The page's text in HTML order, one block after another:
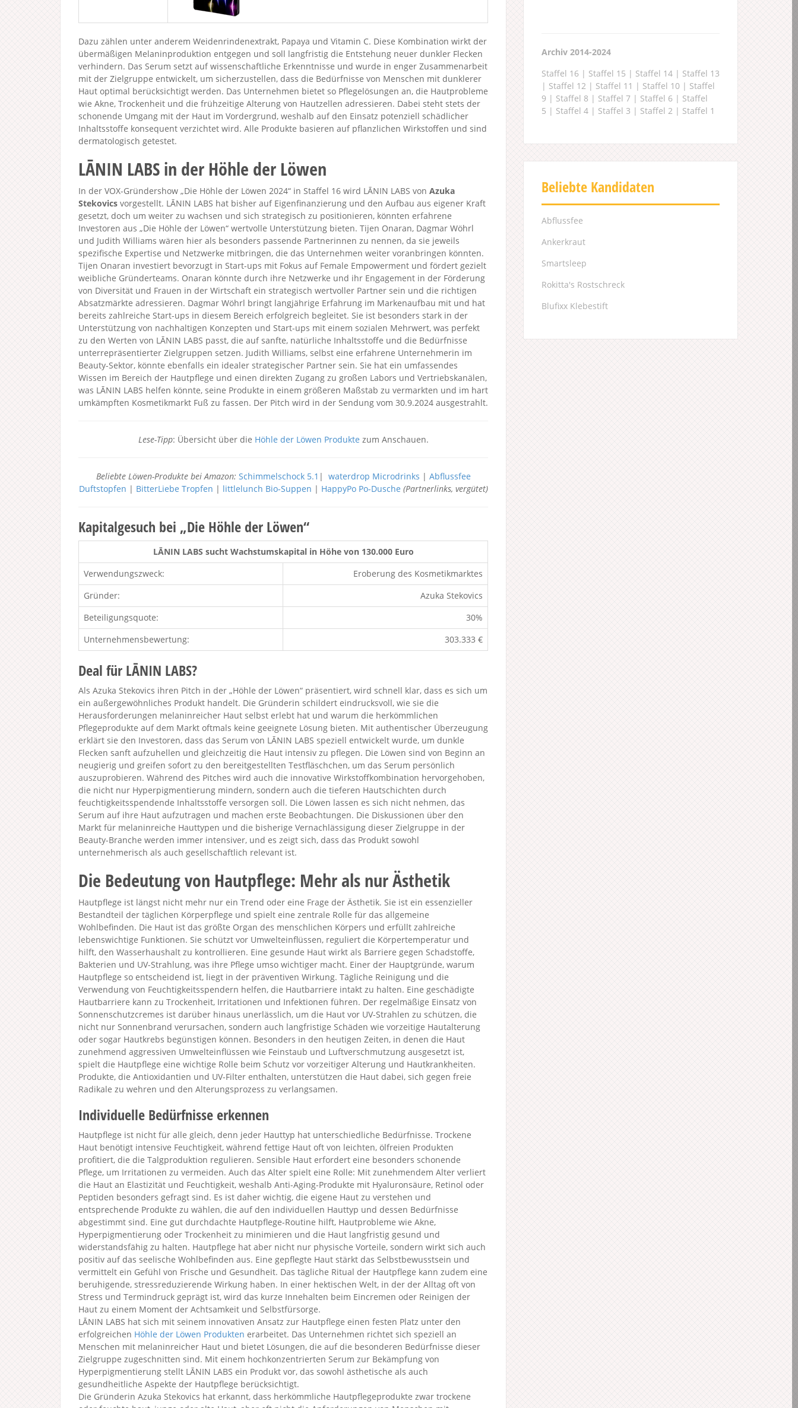
Dazu zählen unter anderem Weidenrindenextrakt, Papaya und Vitamin C. Diese Kombination wirkt der
übermäßigen Melaninproduktion entgegen und soll langfristig die Entstehung neuer dunkler Flecken
verhindern. Das Serum setzt auf wissenschaftliche Erkenntnisse und wurde in enger Zusammenarbeit
mit der Zielgruppe entwickelt, um sicherzustellen, dass die Bedürfnisse von Menschen mit dunklerer
Haut optimal berücksichtigt werden. Das Unternehmen bietet so Pflegelösungen an, die Hautprobleme
wie Akne, Trockenheit und die frühzeitige Alterung von Hautzellen adressieren. Dabei steht stets der
schonende Umgang mit der Haut im Vordergrund, weshalb auf den Einsatz potenziell schädlicher
Inhaltsstoffe konsequent verzichtet wird. Alle Produkte basieren auf pflanzlichen Wirkstoffen und sind
dermatologisch getestet.
LĀNIN LABS in der Höhle der Löwen
In der VOX-Gründershow „Die Höhle der Löwen 2024“ in Staffel 16 wird LĀNIN LABS von Azuka
Stekovics vorgestellt. LĀNIN LABS hat bisher auf Eigenfinanzierung und den Aufbau aus eigener Kraft
gesetzt, doch um weiter zu wachsen und sich strategisch zu positionieren, könnten erfahrene
Investoren aus „Die Höhle der Löwen“ wertvolle Unterstützung bieten. Tijen Onaran, Dagmar Wöhrl
und Judith Williams wären hier als besonders passende Partnerinnen zu nennen, da sie jeweils
spezifische Expertise und Netzwerke mitbringen, die das Unternehmen weiter voranbringen könnten.
Tijen Onaran investiert bevorzugt in Start-ups mit Fokus auf Female Empowerment und fördert gezielt
weibliche Gründerteams. Onaran könnte durch ihre Netzwerke und ihr Engagement in der Förderung
von Diversität und Frauen in der Wirtschaft ein strategisch wertvoller Partner sein und die richtigen
Absatzmärkte adressieren. Dagmar Wöhrl bringt langjährige Erfahrung im Markenaufbau mit und hat
bereits zahlreiche Start-ups in diesem Bereich erfolgreich begleitet. Sie ist besonders stark in der
Unterstützung von nachhaltigen Konzepten und Start-ups mit einem sozialen Mehrwert, was perfekt
zu den Werten von LĀNIN LABS passt, die auf sanfte, natürliche Inhaltsstoffe und die Bedürfnisse
unterrepräsentierter Zielgruppen setzen. Judith Williams, selbst eine erfahrene Unternehmerin im
Beauty-Sektor, könnte ebenfalls ein idealer strategischer Partner sein. Sie hat ein umfassendes
Wissen im Bereich der Hautpflege und einen direkten Zugang zu großen Labors und Vertriebskanälen,
was LĀNIN LABS helfen könnte, seine Produkte in einem größeren Maßstab zu vermarkten und im hart
umkämpften Kosmetikmarkt Fuß zu fassen. Der Pitch wird in der Sendung vom 30.9.2024 ausgestrahlt.
Lese-Tipp: Übersicht über die Höhle der Löwen Produkte zum Anschauen.
Beliebte Löwen-Produkte bei Amazon: Schimmelschock 5.1 | waterdrop Microdrinks | Abflussfee
Duftstopfen | BitterLiebe Tropfen | littlelunch Bio-Suppen | HappyPo Po-Dusche (Partnerlinks, vergütet)
Kapitalgesuch bei „Die Höhle der Löwen“
LĀNIN LABS sucht Wachstumskapital in Höhe von 130.000 Euro
Verwendungszweck:
Eroberung des Kosmetikmarktes
Gründer:
Azuka Stekovics
Beteiligungsquote:
30%
Unternehmensbewertung:
303.333 €
Deal für LĀNIN LABS?
Als Azuka Stekovics ihren Pitch in der „Höhle der Löwen“ präsentiert, wird schnell klar, dass es sich um
ein außergewöhnliches Produkt handelt. Die Gründerin schildert eindrucksvoll, wie sie die
Herausforderungen melaninreicher Haut selbst erlebt hat und warum die herkömmlichen
Pflegeprodukte auf dem Markt oftmals keine geeignete Lösung bieten. Mit authentischer Überzeugung
erklärt sie den Investoren, dass das Serum von LĀNIN LABS speziell entwickelt wurde, um dunkle
Flecken sanft aufzuhellen und gleichzeitig die Haut intensiv zu pflegen. Die Löwen sind von Beginn an
neugierig und greifen sofort zu den bereitgestellten Testfläschchen, um das Serum persönlich
auszuprobieren. Während des Pitches wird auch die innovative Wirkstoffkombination hervorgehoben,
die nicht nur Hyperpigmentierung mindern, sondern auch die tieferen Hautschichten durch
feuchtigkeitsspendende Inhaltsstoffe versorgen soll. Die Löwen lassen es sich nicht nehmen, das
Serum auf ihre Haut aufzutragen und machen erste Beobachtungen. Die Diskussionen über den
Markt für melaninreiche Hauttypen und die bisherige Vernachlässigung dieser Zielgruppe in der
Beauty-Branche werden immer intensiver, und es zeigt sich, dass das Produkt sowohl
unternehmerisch als auch gesellschaftlich relevant ist.
Die Bedeutung von Hautpflege: Mehr als nur Ästhetik
Hautpflege ist längst nicht mehr nur ein Trend oder eine Frage der Ästhetik. Sie ist ein essenzieller
Bestandteil der täglichen Körperpflege und spielt eine zentrale Rolle für das allgemeine
Wohlbefinden. Die Haut ist das größte Organ des menschlichen Körpers und erfüllt zahlreiche
lebenswichtige Funktionen. Sie schützt vor Umwelteinflüssen, reguliert die Körpertemperatur und
hilft, den Wasserhaushalt zu kontrollieren. Eine gesunde Haut wirkt als Barriere gegen Schadstoffe,
Bakterien und UV-Strahlung, was ihre Pflege umso wichtiger macht. Einer der Hauptgründe, warum
Hautpflege so entscheidend ist, liegt in der präventiven Wirkung. Tägliche Reinigung und die
Verwendung von Feuchtigkeitsspendern helfen, die Hautbarriere intakt zu halten. Eine geschädigte
Hautbarriere kann zu Trockenheit, Irritationen und Infektionen führen. Der regelmäßige Einsatz von
Sonnenschutzcremes ist darüber hinaus unerlässlich, um die Haut vor UV-Strahlen zu schützen, die
nicht nur Sonnenbrand verursachen, sondern auch langfristige Schäden wie vorzeitige Hautalterung
oder sogar Hautkrebs begünstigen können. Besonders in den heutigen Zeiten, in denen die Haut
zunehmend aggressiven Umwelteinflüssen wie Feinstaub und Luftverschmutzung ausgesetzt ist,
spielt die Hautpflege eine wichtige Rolle beim Schutz vor vorzeitiger Alterung und Hautkrankheiten.
Produkte, die Antioxidantien und UV-Filter enthalten, unterstützen die Haut dabei, sich gegen freie
Radikale zu wehren und den Alterungsprozess zu verlangsamen.
Individuelle Bedürfnisse erkennen
Hautpflege ist nicht für alle gleich, denn jeder Hauttyp hat unterschiedliche Bedürfnisse. Trockene
Haut benötigt intensive Feuchtigkeit, während fettige Haut oft von leichten, ölfreien Produkten
profitiert, die die Talgproduktion regulieren. Sensible Haut erfordert eine besonders schonende
Pflege, um Irritationen zu vermeiden. Auch das Alter spielt eine Rolle: Mit zunehmendem Alter verliert
die Haut an Elastizität und Feuchtigkeit, weshalb Anti-Aging-Produkte mit Hyaluronsäure, Retinol oder
Peptiden besonders gefragt sind. Es ist daher wichtig, die eigene Haut zu verstehen und
entsprechende Produkte zu wählen, die auf den individuellen Hauttyp und dessen Bedürfnisse
abgestimmt sind. Eine gut durchdachte Hautpflege-Routine hilft, Hautprobleme wie Akne,
Hyperpigmentierung oder Trockenheit zu minimieren und die Haut langfristig gesund und
widerstandsfähig zu halten. Hautpflege hat aber nicht nur physische Vorteile, sondern wirkt sich auch
positiv auf das seelische Wohlbefinden aus. Eine gepflegte Haut stärkt das Selbstbewusstsein und
vermittelt ein Gefühl von Frische und Gesundheit. Das tägliche Ritual der Hautpflege kann zudem eine
beruhigende, stressreduzierende Wirkung haben. In einer hektischen Welt, in der der Alltag oft von
Stress und Termindruck geprägt ist, wird das kurze Innehalten beim Eincremen oder Reinigen der
Haut zu einem Moment der Achtsamkeit und Selbstfürsorge.
LĀNIN LABS hat sich mit seinem innovativen Ansatz zur Hautpflege einen festen Platz unter den
erfolgreichen Höhle der Löwen Produkten erarbeitet. Das Unternehmen richtet sich speziell an
Menschen mit melaninreicher Haut und bietet Lösungen, die auf die besonderen Bedürfnisse dieser
Zielgruppe zugeschnitten sind. Mit einem hochkonzentrierten Serum zur Bekämpfung von
Hyperpigmentierung stellt LĀNIN LABS ein Produkt vor, das sowohl ästhetische als auch
gesundheitliche Aspekte der Hautpflege berücksichtigt.
Die Gründerin Azuka Stekovics hat erkannt, dass herkömmliche Hautpflegeprodukte zwar trockene
Archiv 2014-2024
Staffel 16 | Staffel 15 | Staffel 14 | Staffel 13
| Staffel 12 | Staffel 11 | Staffel 10 | Staffel
9 | Staffel 8 | Staffel 7 | Staffel 6 | Staffel
5 | Staffel 4 | Staffel 3 | Staffel 2 | Staffel 1
Beliebte Kandidaten
Abflussfee
Ankerkraut
Smartsleep
Rokitta's Rostschreck
Blufixx Klebestift